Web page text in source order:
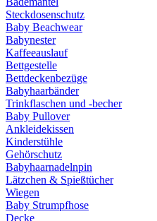
Steckdosenschutz
Baby Beachwear
Babynester
Kaffeeauslauf
Bettgestelle
Bettdeckenbezüge
Babyhaarbänder
Trinkflaschen und -becher
Baby Pullover
Ankleidekissen
Kinderstühle
Gehörschutz
Babyhaarnadelnpin
Lätzchen & Spießtücher
Wiegen
Baby Strumpfhose
Decke